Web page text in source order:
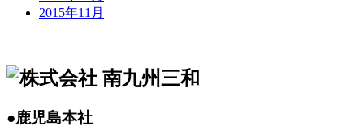
2015年11月
●鹿児島本社